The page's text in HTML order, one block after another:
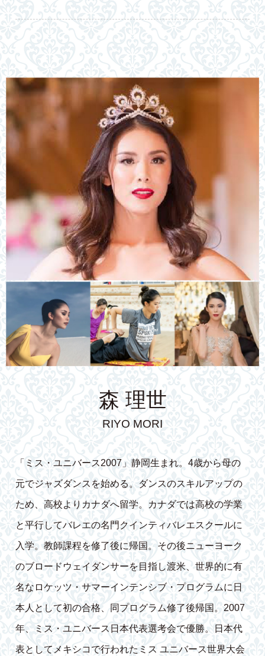
森 理世
RIYO MORI
「ミス・ユニバース2007」静岡生まれ。4歳から母の
元でジャズダンスを始める。ダンスのスキルアップの
ため、高校よりカナダへ留学。カナダでは高校の学業
と平行してバレエの名門クインティバレエスクールに
入学。教師課程を修了後に帰国。その後ニューヨーク
のブロードウェイダンサーを目指し渡米、世界的に有
名なロケッツ・サマーインテンシブ・プログラムに日
本人として初の合格、同プログラム修了後帰国。2007
年、ミス・ユニバース日本代表選考会で優勝。日本代
表としてメキシコで行われたミス ユニバース世界大会